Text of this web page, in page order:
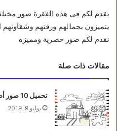
نقدم لكم فى هذه الفقرة صور
يتميزون بجمالهم ورقتهم
نقدم لكم صور حصرية ومميزة
مقالات ذات صلة
تحميل 10 صور أطفال للتلوين روعة
يوليو 9, 2019